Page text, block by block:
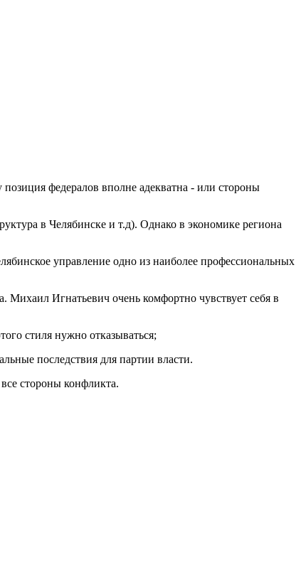
федералов вполне адекватна - или стороны
в Челябинске и т.д). Однако в экономике региона
управление одно из наиболее профессиональных
Михаил Игнатьевич очень комфортно чувствует себя в
стиля нужно отказываться;
последствия для партии власти.
стороны конфликта.